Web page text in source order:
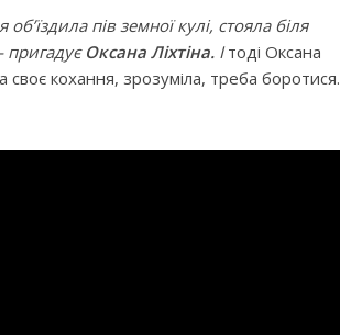
пів земної кулі, стояла біля
пригадує Оксана Ліхтіна. Ітоді Оксана
кохання, зрозуміла, треба боротися.